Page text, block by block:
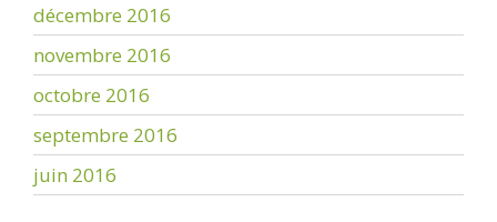
décembre 2016
novembre 2016
octobre 2016
septembre 2016
juin 2016